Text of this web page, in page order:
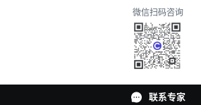
微信扫码咨询
联系专家